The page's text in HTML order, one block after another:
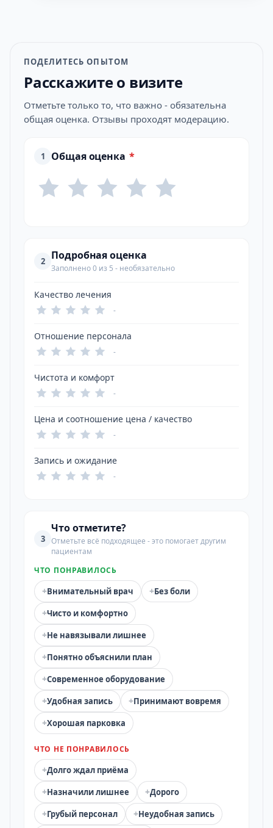
ПОДЕЛИТЕСЬ ОПЫТОМ
Расскажите о визите
Отметьте только то, что важно - обязательна
общая оценка. Отзывы проходят модерацию.
1 Общая оценка *
2 Подробная оценка
Заполнено 0 из 5 - необязательно
Качество лечения
-
Отношение персонала
-
Чистота и комфорт
-
Цена и соотношение цена / качество
-
Запись и ожидание
-
3
Что отметите?
Отметьте всё подходящее - это помогает другим
пациентам
ЧТО ПОНРАВИЛОСЬ
+Внимательный врач +Без боли
+Чисто и комфортно
+Не навязывали лишнее
+Понятно объяснили план
+Современное оборудование
+Удобная запись +Принимают вовремя
+Хорошая парковка
ЧТО НЕ ПОНРАВИЛОСЬ
+Долго ждал приёма
+Назначили лишнее +Дорого
+Грубый персонал +Неудобная запись